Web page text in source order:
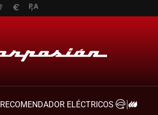
RECOMENDADOR ELÉCTRICOS